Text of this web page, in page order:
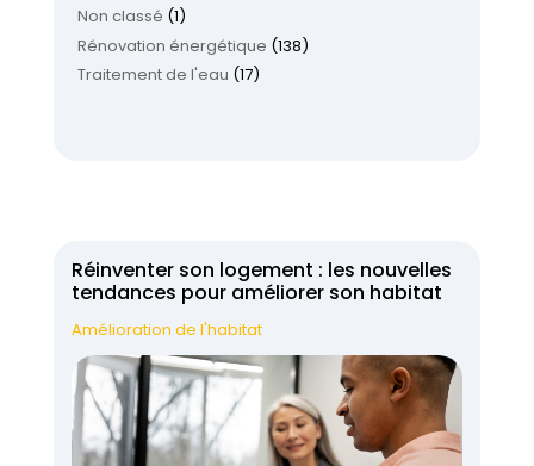
Non classé (1)
Rénovation énergétique (138)
Traitement de l'eau (17)
Réinventer son logement : les nouvelles
tendances pour améliorer son habitat
Amélioration de l'habitat